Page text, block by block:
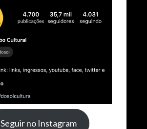
Seguir no Instagram